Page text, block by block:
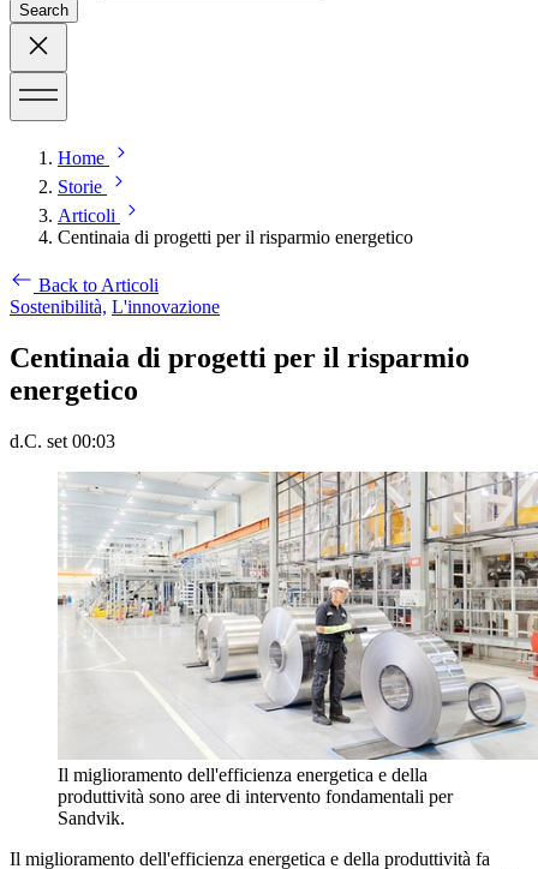
Search
Home
Storie
Articoli
Centinaia di progetti per il risparmio energetico
Back to Articoli
Sostenibilità, L'innovazione
Centinaia di progetti per il risparmio
energetico
d.C. set 00:03
Il miglioramento dell'efficienza energetica e della
produttività sono aree di intervento fondamentali per
Sandvik.
Il miglioramento dell'efficienza energetica e della produttività fa